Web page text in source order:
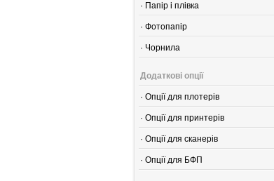
· Папір і плівка
· Фотопапір
· Чорнила
Додаткові опції
· Опції для плотерів
· Опції для принтерів
· Опції для сканерів
· Опції для БФП